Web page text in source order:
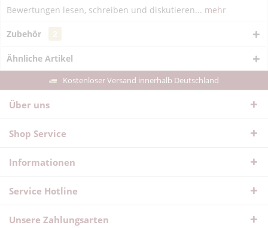
Bewertungen lesen, schreiben und diskutieren... mehr
Zubehör
Ähnliche Artikel
Kostenloser Versand innerhalb Deutschland
Über uns
Shop Service
Informationen
Service Hotline
Unsere Zahlungsarten